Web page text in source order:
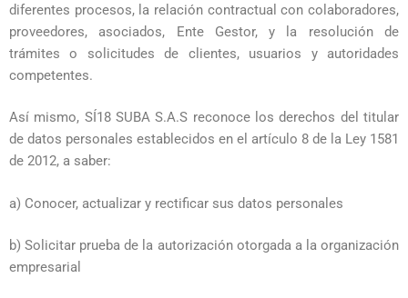
diferentes procesos, la relación contractual con colaboradores,
proveedores, asociados, Ente Gestor, y la resolución de
trámites o solicitudes de clientes, usuarios y autoridades
competentes.
Así mismo, SÍ18 SUBA S.A.S reconoce los derechos del titular
de datos personales establecidos en el artículo 8 de la Ley 1581
de 2012, a saber:
a) Conocer, actualizar y rectificar sus datos personales
b) Solicitar prueba de la autorización otorgada a la organización
empresarial